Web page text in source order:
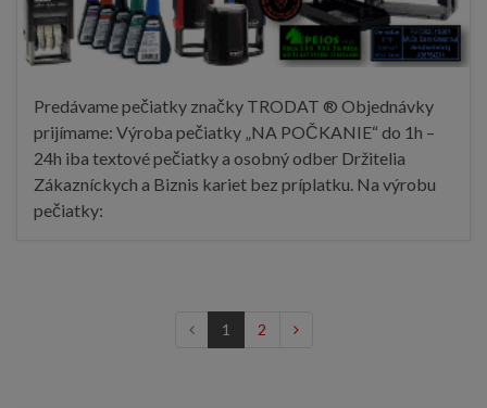
Predávame pečiatky značky TRODAT ® Objednávky
prijímame: Výroba pečiatky „NA POČKANIE“ do 1h –
24h iba textové pečiatky a osobný odber Držitelia
Zákazníckych a Biznis kariet bez príplatku. Na výrobu
pečiatky:
1 2